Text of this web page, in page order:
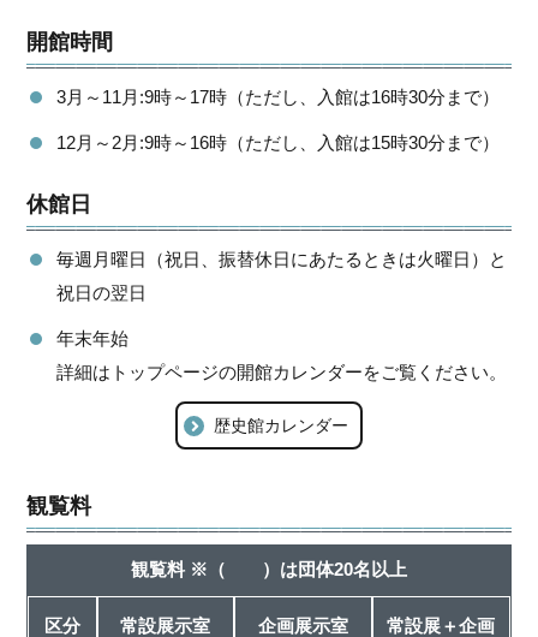
開館時間
3月～11月:9時～17時（ただし、入館は16時30分まで）
12月～2月:9時～16時（ただし、入館は15時30分まで）
休館日
毎週月曜日（祝日、振替休日にあたるときは火曜日）と
祝日の翌日
年末年始
詳細はトップページの開館カレンダーをご覧ください。
歴史館カレンダー
観覧料
観覧料 ※（ ）は団体20名以上
区分 常設展示室 企画展示室
常設展＋企画